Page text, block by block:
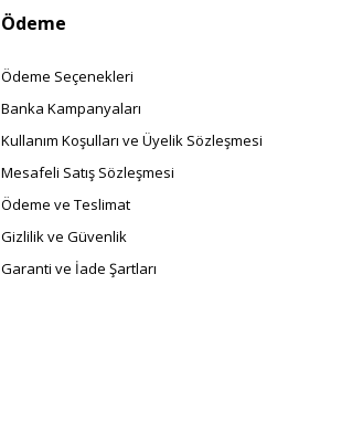
Ödeme
Ödeme Seçenekleri
Banka Kampanyaları
Kullanım Koşulları ve Üyelik Sözleşmesi
Mesafeli Satış Sözleşmesi
Ödeme ve Teslimat
Gizlilik ve Güvenlik
Garanti ve İade Şartları